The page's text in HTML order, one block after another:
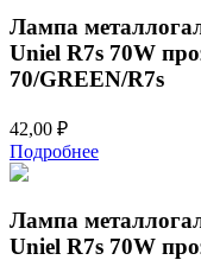
Лампа
Uniel R7s 70W
70/GREEN/R7s
42,00 ₽
Подробнее
Лампа
Uniel R7s 70W